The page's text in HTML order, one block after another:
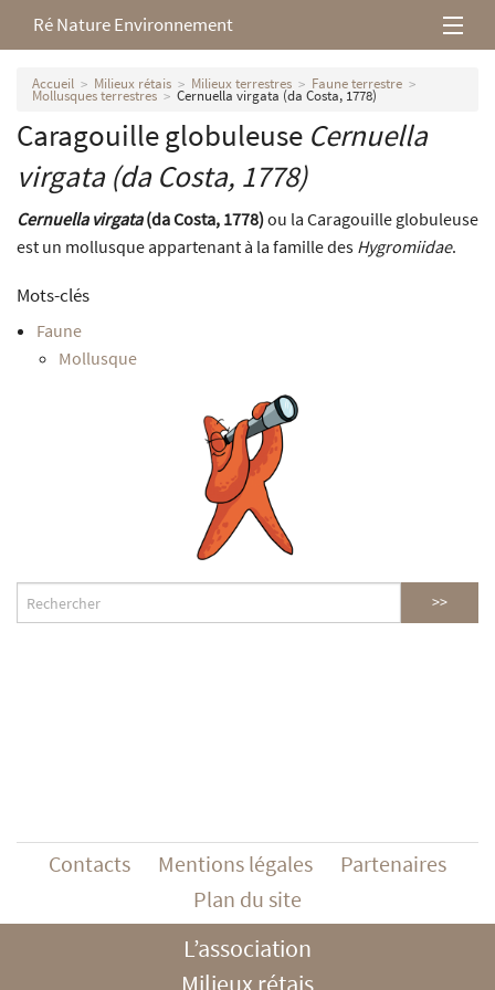
Ré Nature Environnement
L’association
Milieux rétais
Nos parutions
Accueil Milieux rétais Milieux terrestres Faune terrestre
Mollusques terrestres Cernuella virgata (da Costa, 1778)
Caragouille globuleuse Cernuella
virgata(da Costa, 1778)
Cernuella virgata(da Costa, 1778)ou la Caragouille globuleuse
est un mollusque appartenant à la famille des Hygromiidae.
Mots-clés
Faune
Mollusque
Contacts Mentions légales
Partenaires
Plan du site
L’association
Milieux rétais